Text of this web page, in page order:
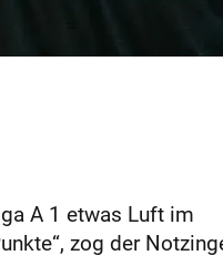
A 1 etwas Luft im
zog der